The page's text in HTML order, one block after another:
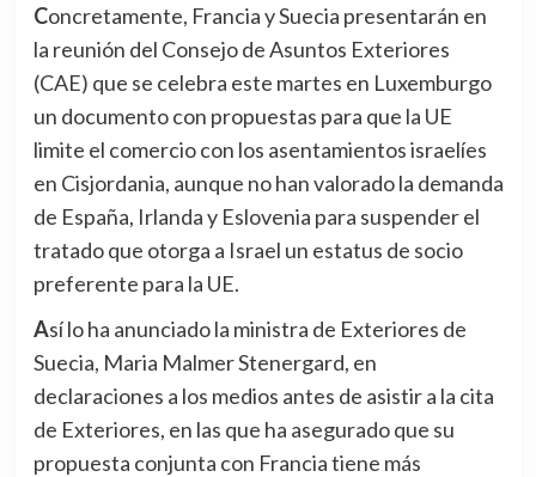
Concretamente, Francia y Suecia presentarán en
la reunión del Consejo de Asuntos Exteriores
(CAE) que se celebra este martes en Luxemburgo
un documento con propuestas para que la UE
limite el comercio con los asentamientos israelíes
en Cisjordania, aunque no han valorado la demanda
de España, Irlanda y Eslovenia para suspender el
tratado que otorga a Israel un estatus de socio
preferente para la UE.
Así lo ha anunciado la ministra de Exteriores de
Suecia, Maria Malmer Stenergard, en
declaraciones a los medios antes de asistir a la cita
de Exteriores, en las que ha asegurado que su
propuesta conjunta con Francia tiene más